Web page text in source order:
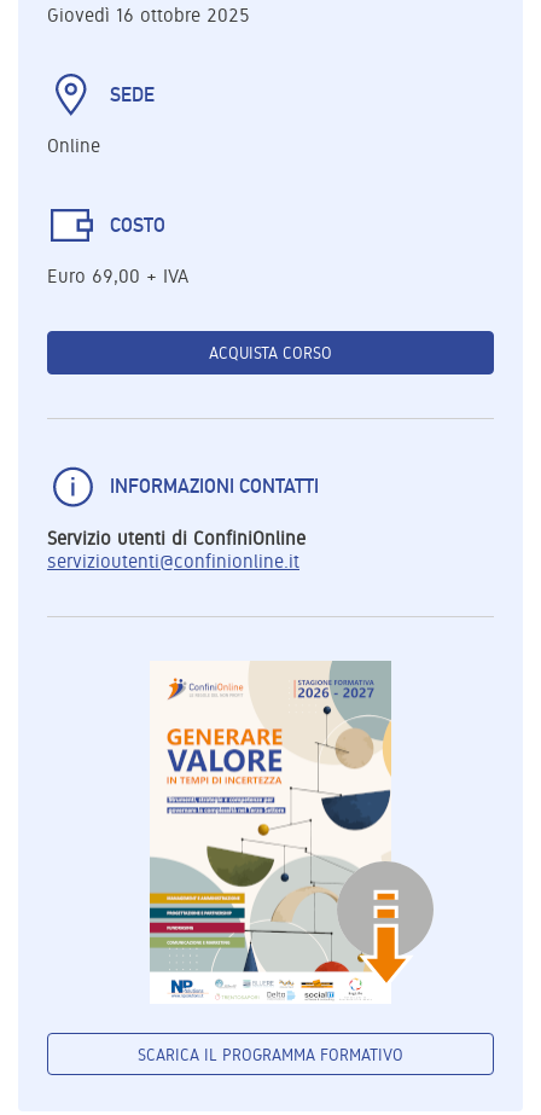
Giovedì 16 ottobre 2025
SEDE
Online
COSTO
Euro 69,00 + IVA
ACQUISTA CORSO
INFORMAZIONI CONTATTI
Servizio utenti di ConfiniOnline
servizioutenti@confinionline.it
SCARICA IL PROGRAMMA FORMATIVO